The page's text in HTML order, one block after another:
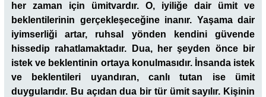
her zaman için ümitvardır. O, iyiliğe dair ümit ve
beklentilerinin gerçekleşeceğine inanır. Yaşama dair
iyimserliği artar, ruhsal yönden kendini güvende
hissedip rahatlamaktadır. Dua, her şeyden önce bir
istek ve beklentinin ortaya konulmasıdır. İnsanda istek
ve beklentileri uyandıran, canlı tutan ise ümit
duygularıdır. Bu açıdan dua bir tür ümit sayılır. Kişinin